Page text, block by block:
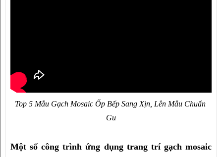
Top 5 Mẫu Gạch Mosaic Ốp Bếp Sang Xịn, Lên Mẫu Chuẩn
Gu
Một số công trình ứng dụng trang trí gạch mosaic